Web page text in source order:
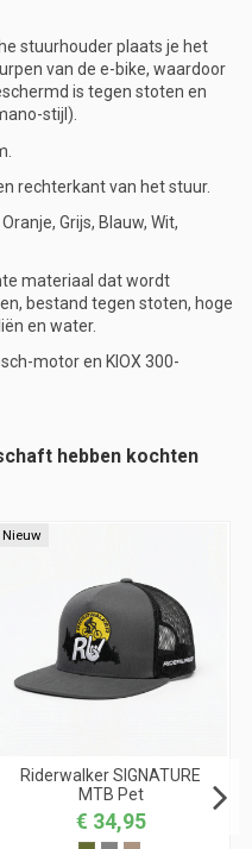
stuurhouder plaats je het
van de e-bike, waardoor
is tegen stoten en
stijl).
rechterkant van het stuur.
Grijs, Blauw, Wit,
materiaal dat wordt
bestand tegen stoten, hoge
en water.
motor en KIOX 300-
hebben kochten
Nieuw
Riderwalker SIGNATURE
MTB Pet
€ 34,95